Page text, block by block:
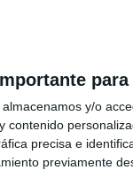
almacenamos y/o
contenido
precisa e
previamente
©